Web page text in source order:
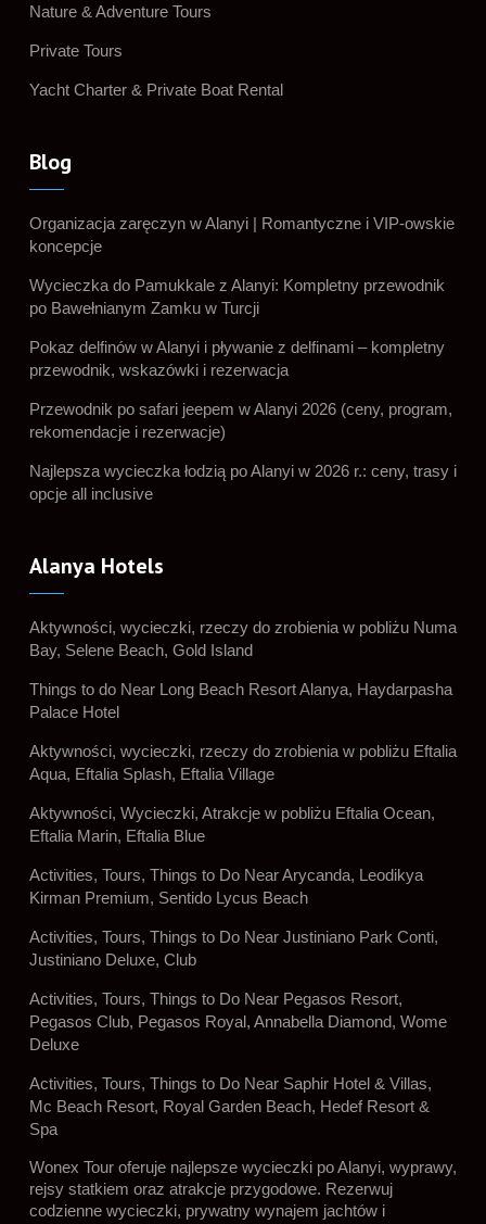
Nature & Adventure Tours
Private Tours
Yacht Charter & Private Boat Rental
Blog
Organizacja zaręczyn w Alanyi | Romantyczne i VIP-owskie
koncepcje
Wycieczka do Pamukkale z Alanyi: Kompletny przewodnik
po Bawełnianym Zamku w Turcji
Pokaz delfinów w Alanyi i pływanie z delfinami – kompletny
przewodnik, wskazówki i rezerwacja
Przewodnik po safari jeepem w Alanyi 2026 (ceny, program,
rekomendacje i rezerwacje)
Najlepsza wycieczka łodzią po Alanyi w 2026 r.: ceny, trasy i
opcje all inclusive
Alanya Hotels
Aktywności, wycieczki, rzeczy do zrobienia w pobliżu Numa
Bay, Selene Beach, Gold Island
Things to do Near Long Beach Resort Alanya, Haydarpasha
Palace Hotel
Aktywności, wycieczki, rzeczy do zrobienia w pobliżu Eftalia
Aqua, Eftalia Splash, Eftalia Village
Aktywności, Wycieczki, Atrakcje w pobliżu Eftalia Ocean,
Eftalia Marin, Eftalia Blue
Activities, Tours, Things to Do Near Arycanda, Leodikya
Kirman Premium, Sentido Lycus Beach
Activities, Tours, Things to Do Near Justiniano Park Conti,
Justiniano Deluxe, Club
Activities, Tours, Things to Do Near Pegasos Resort,
Pegasos Club, Pegasos Royal, Annabella Diamond, Wome
Deluxe
Activities, Tours, Things to Do Near Saphir Hotel & Villas,
Mc Beach Resort, Royal Garden Beach, Hedef Resort &
Spa
Wonex Tour oferuje najlepsze wycieczki po Alanyi, wyprawy,
rejsy statkiem oraz atrakcje przygodowe. Rezerwuj
codzienne wycieczki, prywatny wynajem jachtów i